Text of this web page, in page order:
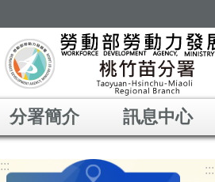
分署簡介 訊息中心
::: :::